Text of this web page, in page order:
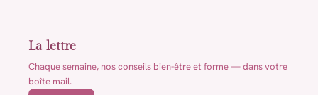
La lettre
Chaque semaine, nos conseils bien-être et forme — dans votre
boîte mail.